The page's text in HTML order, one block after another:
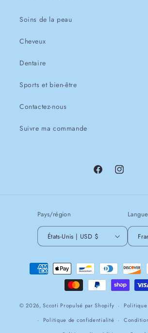
Soins de la peau
Cheveux
Dentaire
Sports et bien-être
Contactez-nous
Suivre ma commande
FacebookInstagram
Pays/région
États-Unis | USD $
Langue
Moyens
© 2026,Sccoti Propulsé par Shopify
Politique de confidentialité